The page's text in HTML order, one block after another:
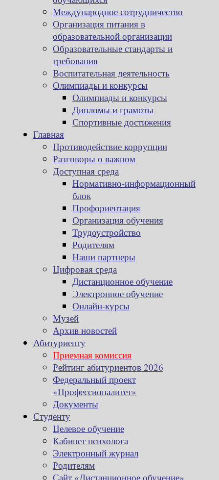
Международное сотрудничество
Организация питания в
образовательной организации
Образовательные стандарты и
требования
Воспитательная деятельность
Олимпиады и конкурсы
Олимпиады и конкурсы
Дипломы и грамоты
Спортивные достижения
Главная
Противодействие коррупции
Разговоры о важном
Доступная среда
Нормативно-информационный
блок
Профориентация
Организация обучения
Трудоустройство
Родителям
Наши партнеры
Цифровая среда
Дистанционное обучение
Электронное обучение
Онлайн-курсы
Музей
Архив новостей
Абитуриенту
Приемная комиссия
Рейтинг абитуриентов 2026
Федеральный проект
«Профессионалитет»
Документы
Студенту
Целевое обучение
Кабинет психолога
Электронный журнал
Родителям
Сайт «Дистанционное обучение»